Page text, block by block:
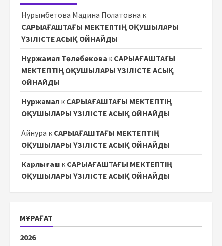
Нурымбетова Мадина Полатовна к
САРЫАҒАШТАҒЫ МЕКТЕПТІҢ ОҚУШЫЛАРЫ
ҮЗІЛІСТЕ АСЫҚ ОЙНАЙДЫ
Нұржамал Төлебекова к САРЫАҒАШТАҒЫ
МЕКТЕПТІҢ ОҚУШЫЛАРЫ ҮЗІЛІСТЕ АСЫҚ
ОЙНАЙДЫ
Нуржамал к САРЫАҒАШТАҒЫ МЕКТЕПТІҢ
ОҚУШЫЛАРЫ ҮЗІЛІСТЕ АСЫҚ ОЙНАЙДЫ
Айнура к САРЫАҒАШТАҒЫ МЕКТЕПТІҢ
ОҚУШЫЛАРЫ ҮЗІЛІСТЕ АСЫҚ ОЙНАЙДЫ
Карлығаш к САРЫАҒАШТАҒЫ МЕКТЕПТІҢ
ОҚУШЫЛАРЫ ҮЗІЛІСТЕ АСЫҚ ОЙНАЙДЫ
МҰРАҒАТ
2026